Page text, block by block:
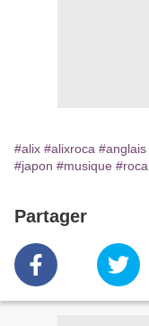
#alix #alixroca #anglais
#japon #musique #roca
Partager